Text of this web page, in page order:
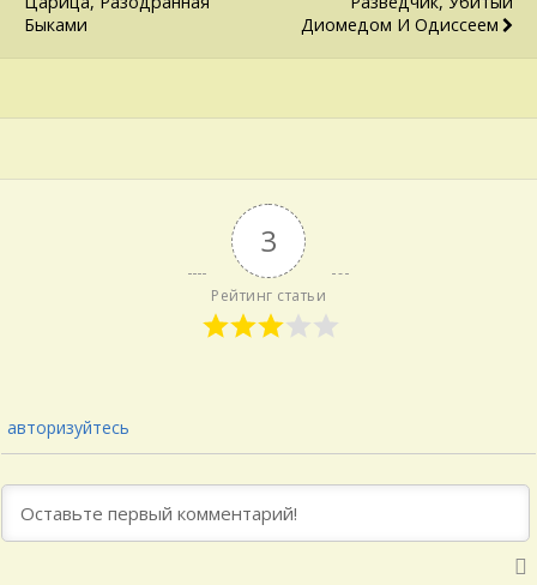
Быками
Диомедом И Одиссеем
3
Рейтинг статьи
авторизуйтесь